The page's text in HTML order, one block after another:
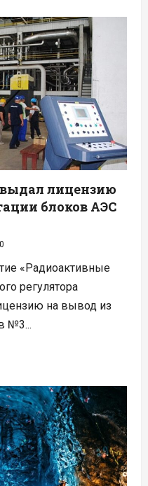
лицензию
блоков АЭС
0
«Радиоактивные
регулятора
на вывод из
№3...